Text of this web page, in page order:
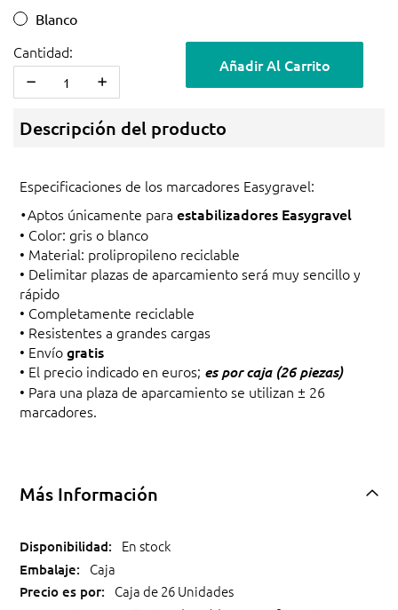
Blanco
Cantidad:
Añadir Al Carrito
Descripción del producto
Especificaciones de los marcadores Easygravel:
•Aptos únicamente para estabilizadores Easygravel
• Color: gris o blanco
• Material: prolipropileno reciclable
• Delimitar plazas de aparcamiento será muy sencillo y
rápido
• Completamente reciclable
• Resistentes a grandes cargas
• Envíogratis
• El precio indicado en euros; es por caja (26 piezas)
• Para una plaza de aparcamiento se utilizan ± 26
marcadores.
Más Información
En stock
Caja
Caja de 26 Unidades